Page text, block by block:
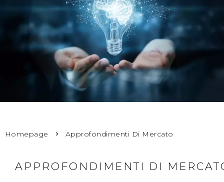
Homepage Approfondimenti Di Mercato
APPROFONDIMENTI DI